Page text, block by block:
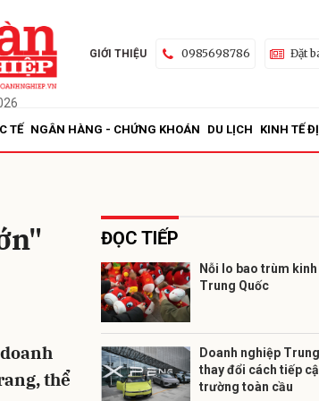
GIỚI THIỆU 0985698786 Đặt
TẾ NGÂN HÀNG - CHỨNG KHOÁN DU LỊCH KINH TẾ
thể
ĐỌC TIẾP
Nỗi lo bao trùm
Trung Quốc
Doanh nghiệp
thay đổi cách tiếp
trường toàn cầu
Gửi